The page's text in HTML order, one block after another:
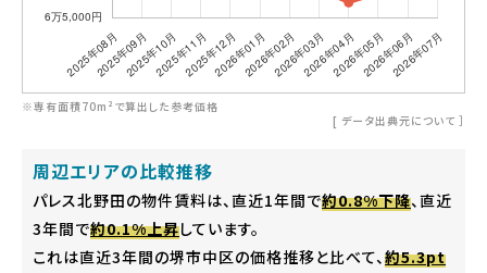
※専有面積70m²で算出した参考価格
[ データ出典元について ］
周辺エリアの比較推移
パレス北野田の物件賃料は、直近1年間で約0.8%下降、直近
3年間で約0.1%上昇しています。
これは直近3年間の堺市中区の価格推移と比べて、約5.3pt